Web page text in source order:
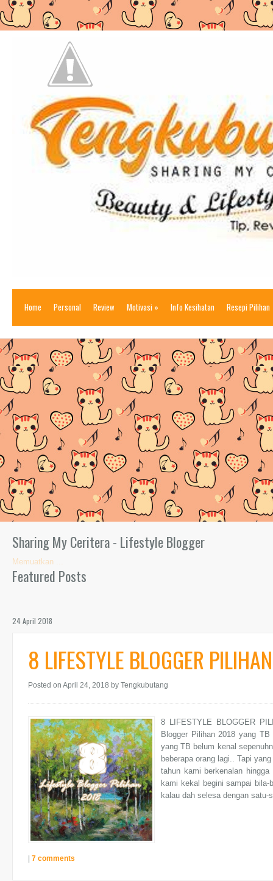
Home Personal Review Motivasi » Info Kesihatan Resepi Pilihan
Sharing My Ceritera - Lifestyle Blogger
Memuatkan ...
Featured Posts
24 April 2018
8 LIFESTYLE BLOGGER
Posted on April 24, 2018 by Tengkubutang
8 LIFESTYLE BLOGGER
Blogger Pilihan 2018 yang
yang TB belum kenal
beberapa orang lagi.. Tapi
tahun kami berkenalan
kami kekal begini sampai
kalau dah selesa dengan satu-
| 7 comments